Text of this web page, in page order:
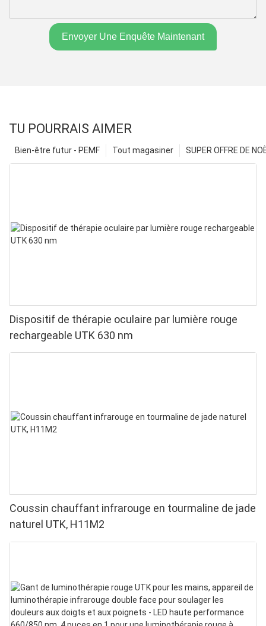
Envoyer Une Enquête Maintenant
TU POURRAIS AIMER
SUPER OFFRE DE
Tout magasiner
Bien-être futur - PEMF
Dispositif de thérapie oculaire par lumière rouge
rechargeable UTK 630 nm
Coussin chauffant infrarouge en tourmaline de jade
naturel UTK, H11M2